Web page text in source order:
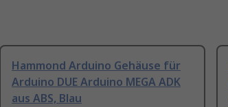
Hammond Arduino Gehäuse für
Arduino DUE Arduino MEGA ADK
aus ABS, Blau